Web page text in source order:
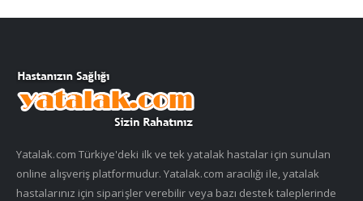
Yatalak.com Türkiye'deki ilk ve tek yatalak hastalar için sunulan
online alışveriş platformudur. Yatalak.com aracılığı ile, yatalak
hastalarınız için siparişler verebilir veya bazı destek taleplerinde